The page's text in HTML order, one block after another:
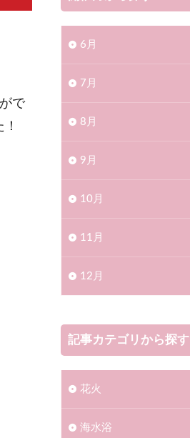
で
6月
7月
8月
9月
10月
11月
12月
記事カテゴリから探す
花火
海水浴​​